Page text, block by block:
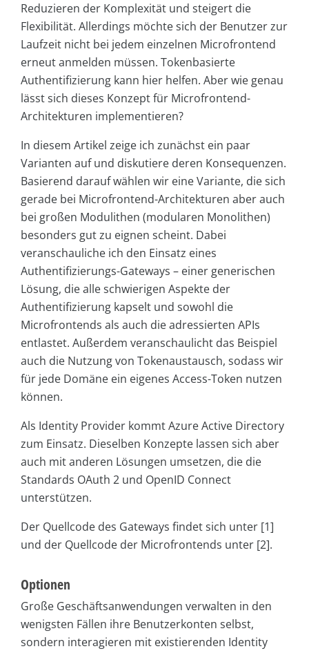
Reduzieren der Komplexität und steigert die
Flexibilität. Allerdings möchte sich der Benutzer zur
Laufzeit nicht bei jedem einzelnen Microfrontend
erneut anmelden müssen. Tokenbasierte
Authentifizierung kann hier helfen. Aber wie genau
lässt sich dieses Konzept für Microfrontend-
Architekturen implementieren?
In diesem Artikel zeige ich zunächst ein paar
Varianten auf und diskutiere deren Konsequenzen.
Basierend darauf wählen wir eine Variante, die sich
gerade bei Microfrontend-Architekturen aber auch
bei großen Modulithen (modularen Monolithen)
besonders gut zu eignen scheint. Dabei
veranschauliche ich den Einsatz eines
Authentifizierungs-Gateways – einer generischen
Lösung, die alle schwierigen Aspekte der
Authentifizierung kapselt und sowohl die
Microfrontends als auch die adressierten APIs
entlastet. Außerdem veranschaulicht das Beispiel
auch die Nutzung von Tokenaustausch, sodass wir
für jede Domäne ein eigenes Access-Token nutzen
können.
Als Identity Provider kommt Azure Active Directory
zum Einsatz. Dieselben Konzepte lassen sich aber
auch mit anderen Lösungen umsetzen, die die
Standards OAuth 2 und OpenID Connect
unterstützen.
Der Quellcode des Gateways findet sich unter [1]
und der Quellcode der Microfrontends unter [2].
Optionen
Große Geschäftsanwendungen verwalten in den
wenigsten Fällen ihre Benutzerkonten selbst,
sondern interagieren mit existierenden Identity